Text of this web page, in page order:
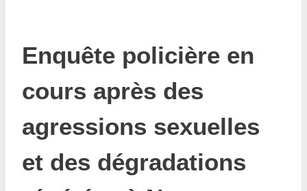
Enquête policière en
cours après des
agressions sexuelles
et des dégradations